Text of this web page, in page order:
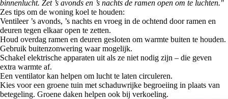
binnenlucht. Zet ’s avonds en ’s nachts de ramen open om te luchten."
Zes tips om de woning koel te houden:
Ventileer ’s avonds, ’s nachts en vroeg in de ochtend door ramen en
deuren tegen elkaar open te zetten.
Houd overdag ramen en deuren gesloten om warmte buiten te houden.
Gebruik buitenzonwering waar mogelijk.
Schakel elektrische apparaten uit als ze niet nodig zijn – die geven
extra warmte af.
Een ventilator kan helpen om lucht te laten circuleren.
Kies voor een groene tuin met schaduwrijke begroeiing in plaats van
betegeling. Groene daken helpen ook bij verkoeling.